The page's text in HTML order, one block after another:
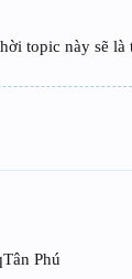
topic này sẽ
Phú